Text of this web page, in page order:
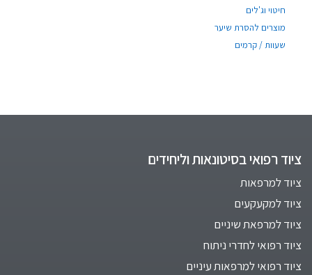
חיטוי וג'לים
מוצרים להסרת שיער
שעוות / קרמים
ציוד רפואי בסיטונאות וליחידים
ציוד למרפאות
ציוד למקעקעים
ציוד למרפאת שיניים
ציוד רפואי לחדרי ניתוח
ציוד רפואי למרפאות עיניים